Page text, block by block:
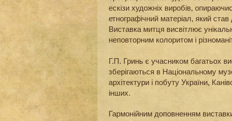
ескізи художніх виробів,
етнографічний матеріал, який
Виставка митця висвітлює
неповторним колоритом і
Г.П. Гринь є учасником багатьох
зберігаються в Національному
архітектури і побуту України,
інших.
Гармонійним доповненням